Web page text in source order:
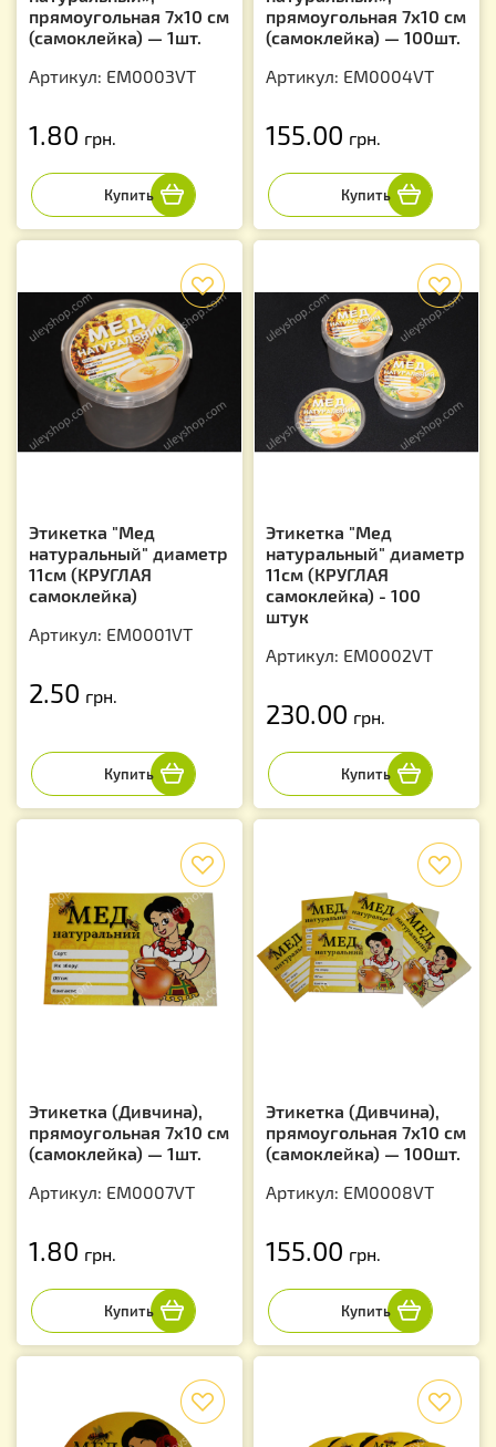
прямоугольная 7х10 см
(самоклейка) — 1шт.
Артикул: EM0003VT
1.80 грн.
прямоугольная 7х10 см
(самоклейка) — 100шт.
Артикул: EM0004VT
155.00 грн.
Этикетка "Мед
натуральный" диаметр
11см (КРУГЛАЯ
самоклейка)
Артикул: EM0001VT
2.50 грн.
Этикетка "Мед
натуральный" диаметр
11см (КРУГЛАЯ
самоклейка) - 100
штук
Артикул: EM0002VT
230.00 грн.
Этикетка (Дивчина),
прямоугольная 7х10 см
(самоклейка) — 1шт.
Артикул: EM0007VT
1.80 грн.
Этикетка (Дивчина),
прямоугольная 7х10 см
(самоклейка) — 100шт.
Артикул: EM0008VT
155.00 грн.